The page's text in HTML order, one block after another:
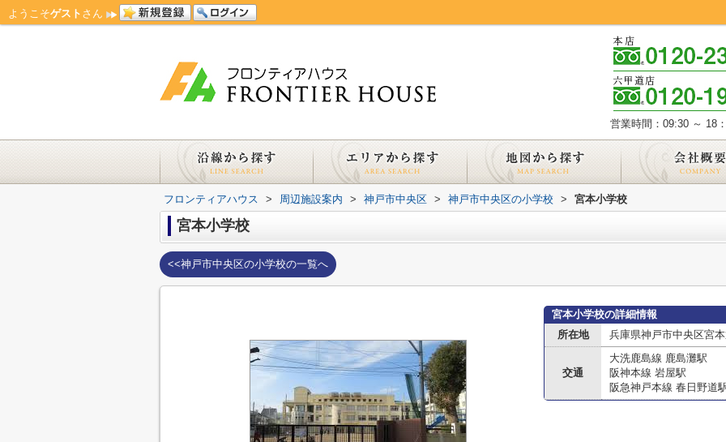
ようこそゲスト さん
営業時間：09:30 ～ 18
フロンティアハウス > 周辺施設案内 > 神戸市中央区 > 神戸市中央区の小学校 > 宮本小学校
宮本小学校
<<神戸市中央区の小学校の一覧へ
宮本小学校の詳細情報
所在地
兵庫県神戸市中央区宮
交通
大洗鹿島線 鹿島灘駅
阪神本線 岩屋駅
阪急神戸本線 春日野道